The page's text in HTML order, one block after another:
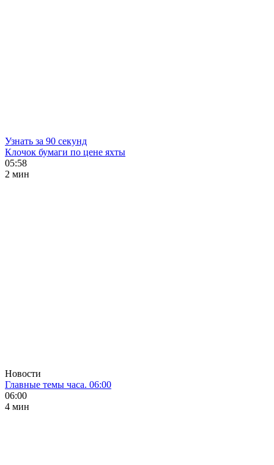
Узнать за 90 секунд
Клочок бумаги по цене яхты
05:58
2 мин
Новости
Главные темы часа. 06:00
06:00
4 мин